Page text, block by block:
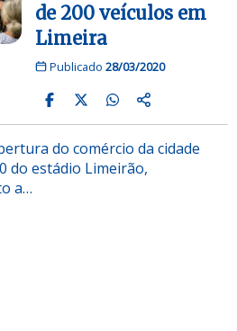
de 200 veículos em
Limeira
Publicado 28/03/2020
do comércio da cidade
do estádio Limeirão,
a…